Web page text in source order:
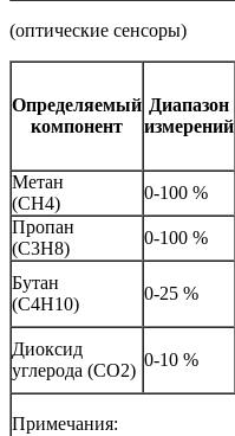
(оптические сенсоры)
Определяемый
компонент
Диапазон
измерений
Метан
(CH4)
0-100 %
Пропан
(C3H8)
0-100 %
Бутан
(C4H10)
0-25 %
Диоксид
углерода (CO2)
0-10 %
Примечания: